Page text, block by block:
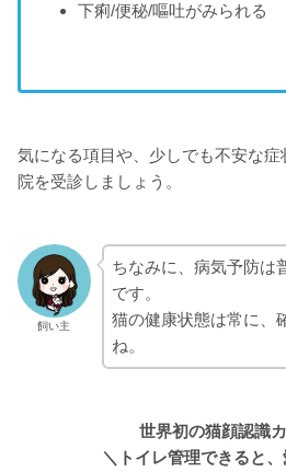
下痢/便秘/嘔吐がみられる
気になる項目や、少しでも不安な
院を受診しましょう。
飼い主
ちなみに、病気予防は
です。
猫の健康状態は常に、
ね。
世界初の猫顔認識
＼トイレ管理できると